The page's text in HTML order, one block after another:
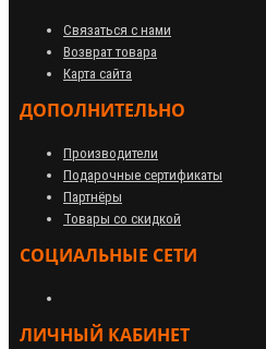
Связаться с нами
Возврат товара
Карта сайта
ДОПОЛНИТЕЛЬНО
Производители
Подарочные сертификаты
Партнёры
Товары со скидкой
СОЦИАЛЬНЫЕ СЕТИ
ЛИЧНЫЙ КАБИНЕТ